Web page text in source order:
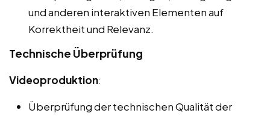
und anderen interaktiven Elementen auf
Korrektheit und Relevanz.
Technische Überprüfung
Videoproduktion:
Überprüfung der technischen Qualität der